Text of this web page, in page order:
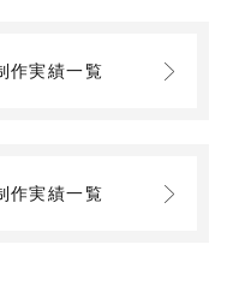
作実績一覧
作実績一覧